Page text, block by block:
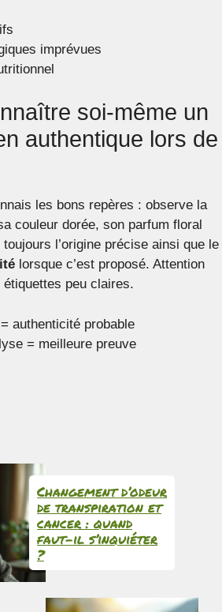
imprévues
soi-même un
authentique lors de
les bons repères : observe la
couleur dorée, son parfum floral
l’origine précise ainsi que le
lorsque c’est proposé. Attention
peu claires.
authenticité probable
= meilleure preuve
Changement d’odeur
de transpiration et
cancer : quand
faut-il s’inquiéter
?